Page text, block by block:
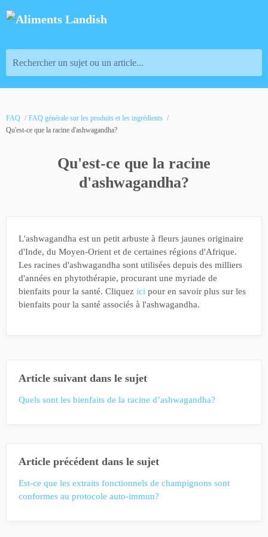
Rechercher un sujet ou un article...
FAQ
FAQ générale sur les produits et les ingrédients
Qu'est-ce que la racine d'ashwagandha?
Qu'est-ce que la racine
d'ashwagandha?
L'ashwagandha est un petit arbuste à fleurs jaunes originaire
d'Inde, du Moyen-Orient et de certaines régions d'Afrique.
Les racines d'ashwagandha sont utilisées depuis des milliers
d'années en phytothérapie, procurant une myriade de
bienfaits pour la santé. Cliquez ici pour en savoir plus sur les
bienfaits pour la santé associés à l'ashwagandha.
Article suivant dans le sujet
Quels sont les bienfaits de la racine d’ashwagandha?
Article précédent dans le sujet
Est-ce que les extraits fonctionnels de champignons sont
conformes au protocole auto-immun?